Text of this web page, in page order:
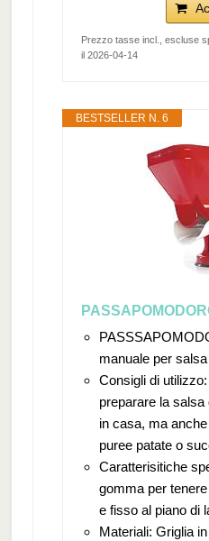
Prezzo tasse incl., escluse
il 2026-04-14
BESTSELLER N. 6
manuale per
Consigli di
preparare la
in casa, ma
puree patate o
Caratterisitiche
gomma per
e fisso al piano di
Materiali: Griglia